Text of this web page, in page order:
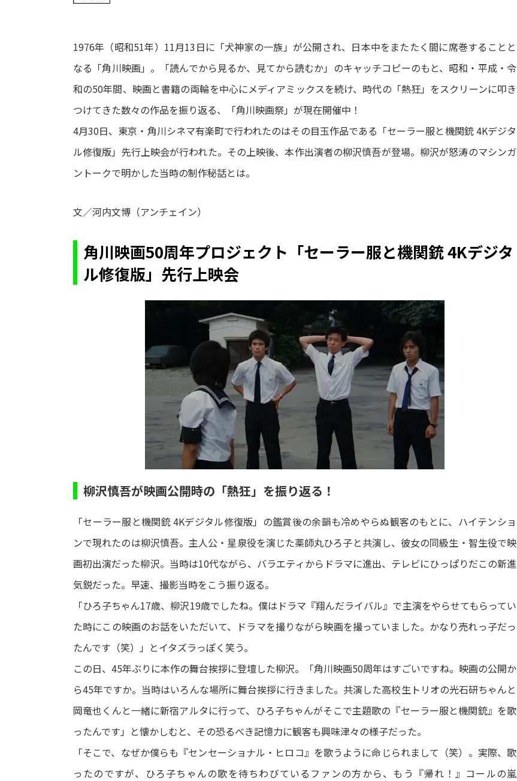
1976年（昭和51年）11月13日に「犬神家の一族」が公開され、日本中をまたたく間に席巻することと
なる「角川映画」。「読んでから見るか、見てから読むか」のキャッチコピーのもと、昭和・平成・令
和の50年間、映画と書籍の両輪を中心にメディアミックスを続け、時代の「熱狂」をスクリーンに叩き
つけてきた数々の作品を振り返る、「角川映画祭」が現在開催中！
4月30日、東京・角川シネマ有楽町で行われたのはその目玉作品である「セーラー服と機関銃 4Kデジタ
ル修復版」先行上映会が行われた。その上映後、本作出演者の柳沢慎吾が登場。柳沢が怒涛のマシンガ
ントークで明かした当時の制作秘話とは。
文／河内文博（アンチェイン）
角川映画50周年プロジェクト「セーラー服と機関銃 4Kデジタ
ル修復版」先行上映会
柳沢慎吾が映画公開時の「熱狂」を振り返る！
「セーラー服と機関銃 4Kデジタル修復版」の鑑賞後の余韻も冷めやらぬ観客のもとに、ハイテンショ
ンで現れたのは柳沢慎吾。主人公・星泉役を演じた薬師丸ひろ子と共演し、彼女の同級生・智生役で映
画初出演だった柳沢。当時は10代ながら、バラエティからドラマに進出、テレビにひっぱりだこの新進
気鋭だった。早速、撮影当時をこう振り返る。
「ひろ子ちゃん17歳、柳沢19歳でしたね。僕はドラマ『翔んだライバル』で主演をやらせてもらってい
た時にこの映画のお話をいただいて、ドラマを撮りながら映画を撮っていました。かなり売れっ子だっ
たんです（笑）」とイタズラっぽく笑う。
この日、45年ぶりに本作の舞台挨拶に登壇した柳沢。「角川映画50周年はすごいですね。映画の公開か
ら45年ですか。当時はいろんな場所に舞台挨拶に行きました。共演した高校生トリオの光石研ちゃんと
岡竜也くんと一緒に新宿アルタに行って、ひろ子ちゃんがそこで主題歌の『セーラー服と機関銃』を歌
ったんです」と懐かしむと、その恐るべき記憶力に観客も興味津々の様子だった。
「そこで、なぜか僕らも『センセーショナル・ヒロコ』を歌うように命じられまして（笑）。実際、歌
ったのですが、ひろ子ちゃんの歌を待ちわびているファンの方から、もう『帰れ！』コールの嵐